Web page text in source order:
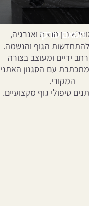
חמאם טורקי
בין הנאה ואנרגיה,
הגוף והנשמה.
ידיים ומעוצב בצורה
עם הסגנון האתני
המקורי.
טיפולי גוף מקצועיים.